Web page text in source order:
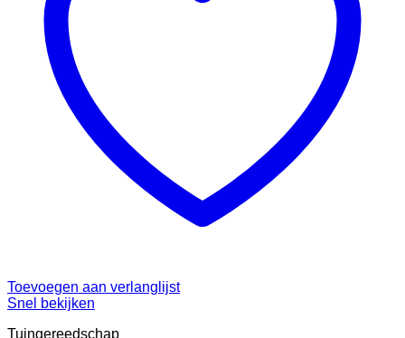
Toevoegen aan verlanglijst
Snel bekijken
Tuingereedschap